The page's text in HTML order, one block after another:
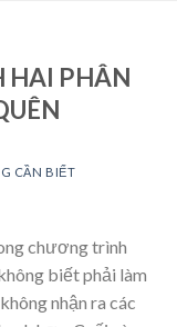
HAI PHÂN
CẦN BIẾT
chương trình
biết phải làm
nhận ra các